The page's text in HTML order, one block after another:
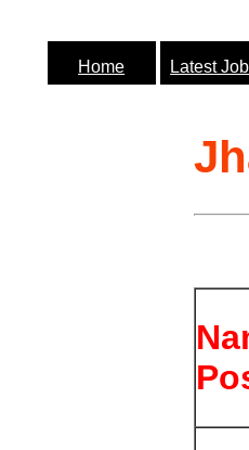
Home Latest